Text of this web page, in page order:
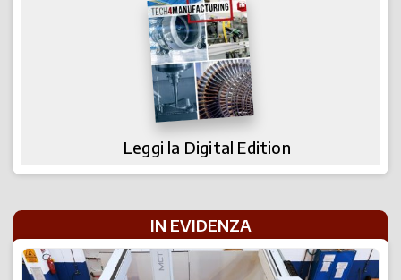
Leggi la Digital Edition
IN EVIDENZA